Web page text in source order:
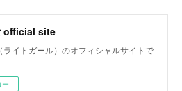
official site
ライトガール）のオフィシャルサイトで
ー